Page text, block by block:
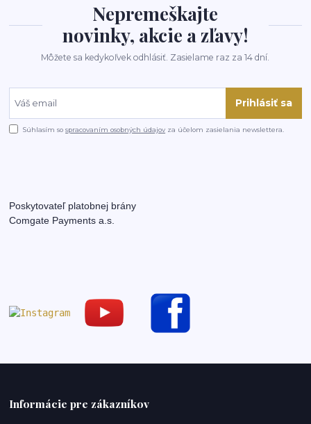
Nepremeškajte
novinky, akcie a zľavy!
Môžete sa kedykoľvek odhlásiť. Zasielame raz za 14 dní.
Prihlásiť sa
Súhlasím sospracovaním osobných údajov za účelom zasielania newslettera.
Poskytovateľ platobnej brány
Comgate Payments a.s.
Informácie pre zákazníkov